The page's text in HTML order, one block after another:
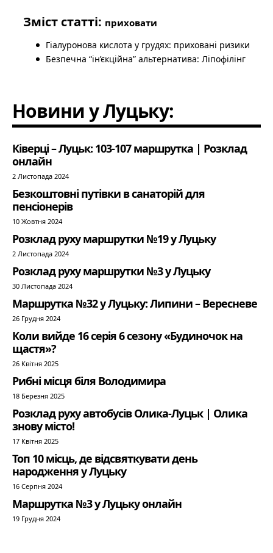
Зміст статті: приховати
Гіалуронова кислота у грудях: приховані ризики
Безпечна “ін’єкційна” альтернатива: Ліпофілінг
Новини у Луцьку:
Ківерці – Луцьк: 103-107 маршрутка | Розклад
онлайн
2 Листопада 2024
Безкоштовні путівки в санаторій для
пенсіонерів
10 Жовтня 2024
Розклад руху маршрутки №19 у Луцьку
2 Листопада 2024
Розклад руху маршрутки №3 у Луцьку
30 Листопада 2024
Маршрутка №32 у Луцьку: Липини – Вересневе
26 Грудня 2024
Коли вийде 16 серія 6 сезону «Будиночок на
щастя»?
26 Квітня 2025
Рибні місця біля Володимира
18 Березня 2025
Розклад руху автобусів Олика-Луцьк | Олика
знову місто!
17 Квітня 2025
Топ 10 місць, де відсвяткувати день
народження у Луцьку
16 Серпня 2024
Маршрутка №3 у Луцьку онлайн
19 Грудня 2024